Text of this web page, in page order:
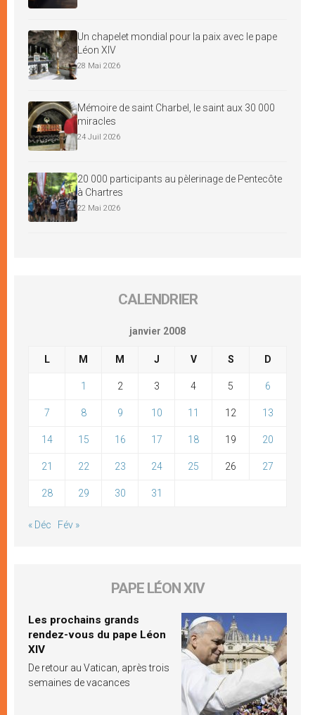
Un chapelet mondial pour la paix avec le pape
Léon XIV
28 Mai 2026
Mémoire de saint Charbel, le saint aux 30 000
miracles
24 Juil 2026
20 000 participants au pèlerinage de Pentecôte
à Chartres
22 Mai 2026
CALENDRIER
janvier 2008
L M M J V S D
1 2 3 4 5 6
7 8 9 10 11 12 13
14 15 16 17 18 19 20
21 22 23 24 25 26 27
28 29 30 31
« Déc Fév »
PAPE LÉON XIV
Les prochains grands
rendez-vous du pape Léon
XIV
De retour au Vatican, après trois
semaines de vacances